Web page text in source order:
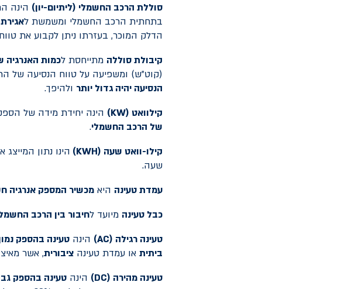
סוללת הרכב החשמלי (ליתיום-יון) הינה
בתחתית הרכב החשמלי ומשמשת ל
הדלק המוכר, בעזרתו ניתן לקבוע את
קיבולת סוללה מתייחסת לכמות האנרגיה
(קוט"ש) ומשפיעה על טווח הנסיעה של
הנסיעה יהיה גדול יותר ולהיפך.
קילוואט (KW
) הינה יחידת מידה של
של הרכב החשמלי.
קילו-וואט שעה (KWH
) הינו נתון המייצג
שעה.
עמדת טעינה היא מכשיר המספק אנרגיה
כבל טעינה מיועד לחיבור בין הרכב
טעינה רגילה (AC
) הינה טעינה בהספק
ביתית או עמדת טעינה ציבורית, אשר מאיצה את
טעינה מהירה (DC
) הינה טעינה בהספק